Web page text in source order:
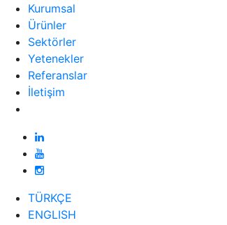
Kurumsal
Ürünler
Sektörler
Yetenekler
Referanslar
İletişim
TÜRKÇE
ENGLISH